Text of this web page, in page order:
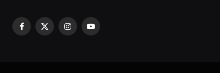
Facebook
X
InstagramYouTube